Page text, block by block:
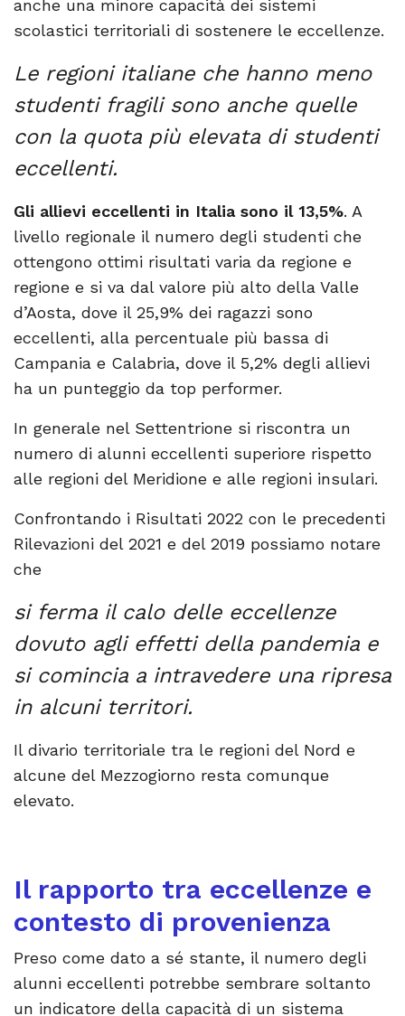
anche una minore capacità dei sistemi
scolastici territoriali di sostenere le eccellenze.
Le regioni italiane che hanno meno
studenti fragili sono anche quelle
con la quota più elevata di studenti
eccellenti.
Gli allievi eccellenti in Italia sono il 13,5%. A
livello regionale il numero degli studenti che
ottengono ottimi risultati varia da regione e
regione e si va dal valore più alto della Valle
d’Aosta, dove il 25,9% dei ragazzi sono
eccellenti, alla percentuale più bassa di
Campania e Calabria, dove il 5,2% degli allievi
ha un punteggio da top performer.
In generale nel Settentrione si riscontra un
numero di alunni eccellenti superiore rispetto
alle regioni del Meridione e alle regioni insulari.
Confrontando i Risultati 2022 con le precedenti
Rilevazioni del 2021 e del 2019 possiamo notare
che
si ferma il calo delle eccellenze
dovuto agli effetti della pandemia e
si comincia a intravedere una ripresa
in alcuni territori.
Il divario territoriale tra le regioni del Nord e
alcune del Mezzogiorno resta comunque
elevato.
Il rapporto tra eccellenze e
contesto di provenienza
Preso come dato a sé stante, il numero degli
alunni eccellenti potrebbe sembrare soltanto
un indicatore della capacità di un sistema